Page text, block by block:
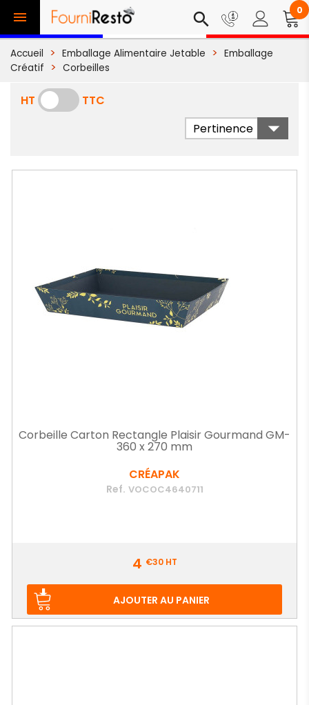
 search 0
Accueil Emballage Alimentaire Jetable
Emballage
Créatif
Corbeilles
HT
TTC
Pertinence

Corbeille Carton Rectangle Plaisir Gourmand GM-
360 x 270 mm
CRÉAPAK
Ref. VOCOC4640711
4 €30HT
AJOUTER AU PANIER